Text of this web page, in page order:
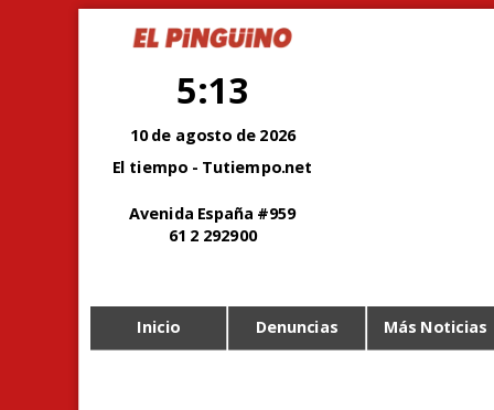
5:13
10 de agosto de 2026
El tiempo - Tutiempo.net
Avenida España #959
61 2 292900
Inicio Denuncias Más Noticias